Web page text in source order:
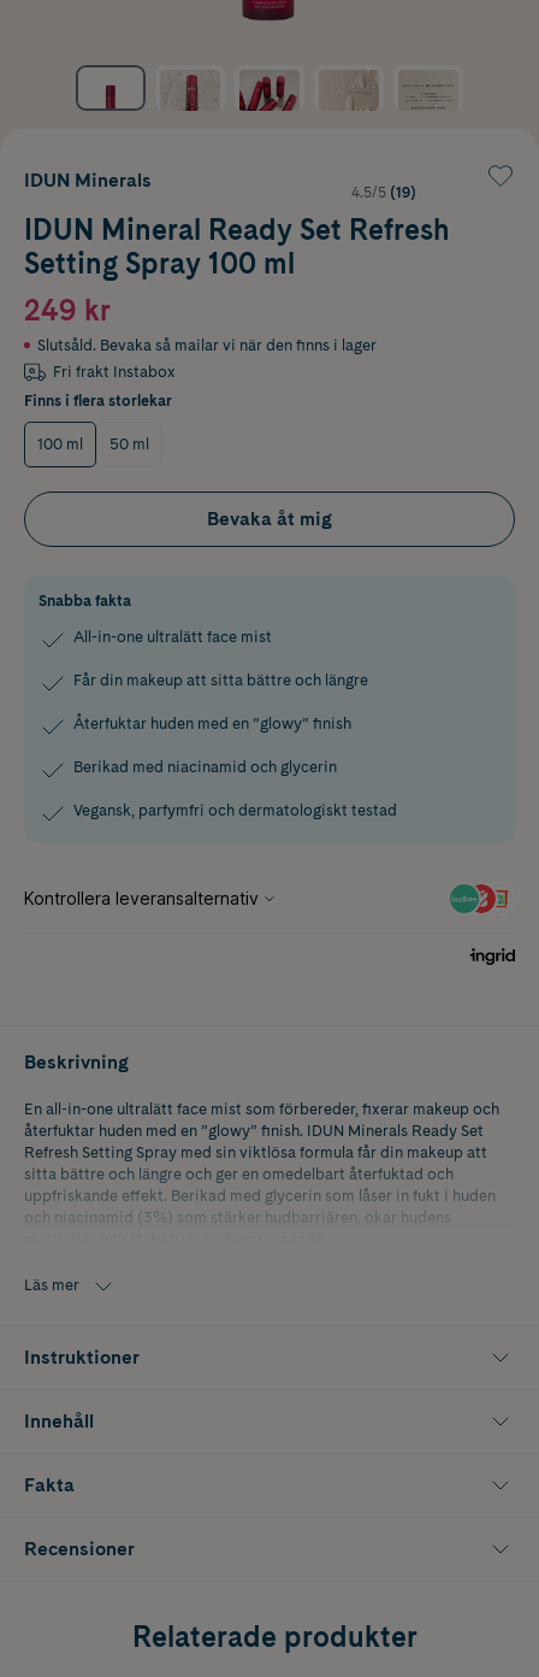
IDUN Minerals
4.5/5 (19)
IDUN Mineral Ready Set Refresh
Setting Spray 100 ml
249 kr
Slutsåld. Bevaka så mailar vi när den finns i lager
Fri frakt Instabox
Finns i flera storlekar
100 ml 50 ml
Bevaka åt mig
Snabba fakta
All-in-one ultralätt face mist
Får din makeup att sitta bättre och längre
Återfuktar huden med en ”glowy” finish
Berikad med niacinamid och glycerin
Vegansk, parfymfri och dermatologiskt testad
Beskrivning
En all-in-one ultralätt face mist som förbereder, fixerar makeup och
återfuktar huden med en ”glowy” finish. IDUN Minerals Ready Set
Refresh Setting Spray med sin viktlösa formula får din makeup att
sitta bättre och längre och ger en omedelbart återfuktad och
uppfriskande effekt. Berikad med glycerin som låser in fukt i huden
och niacinamid (3%) som stärker hudbarriären, ökar hudens
användas som primer för att återfukta huden innan din bas, mellan
storleken på 100 ml gör det enkelt att ta med on the go, så varför inte
ha en i badrumsskåpet, en i väskan och en framför datorn för en
IDUN Minerals Ready Set Refresh Setting Spray är vegansk, parfymfri
känsliga.
Läs mer
Instruktioner
Innehåll
Fakta
Recensioner
Relaterade produkter